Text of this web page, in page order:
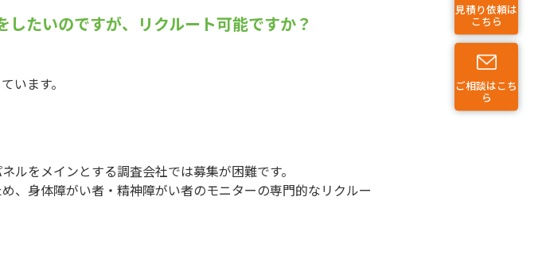
見積り依頼は
こちら
ご相談はこち
ら
たいのですが、リクルート可能ですか？
います。
ルをメインとする調査会社では募集が困難です。
、身体障がい者・精神障がい者のモニターの専門的なリクルー